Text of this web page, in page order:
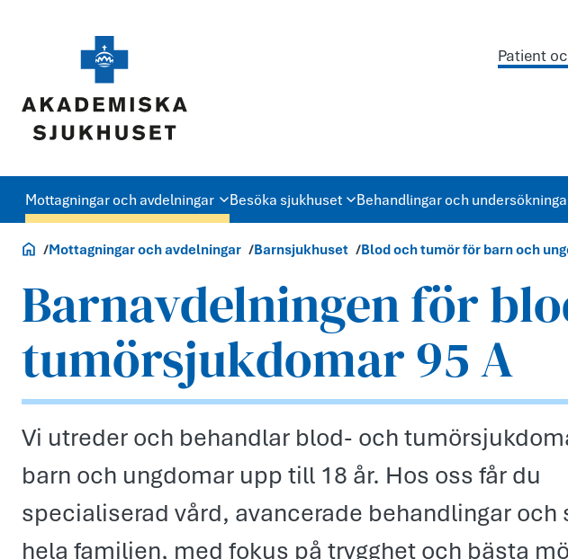
Patient
Mottagningar och avdelningar Besöka sjukhuset Behandlingar och
Akademiska.se
Mottagningar och avdelningar Barnsjukhuset Blod och tumör för barn och
Barnavdelningen för
tumörsjukdomar 95 A
Vi utreder och behandlar blod- och
barn och ungdomar upp till 18 år. Hos oss får du
specialiserad vård, avancerade behandlingar och
hela familjen, med fokus på trygghet och bästa